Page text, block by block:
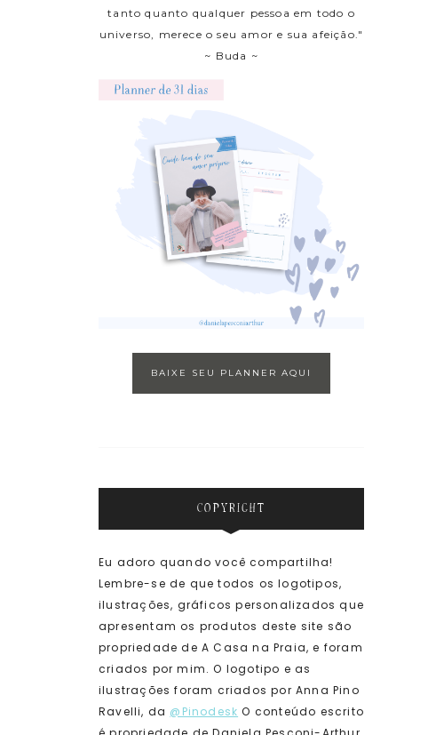
tanto quanto qualquer pessoa em todo o
universo, merece o seu amor e sua afeição."
~ Buda ~
BAIXE SEU PLANNER AQUI
COPYRIGHT
Eu adoro quando você compartilha!
Lembre-se de que todos os logotipos,
ilustrações, gráficos personalizados que
apresentam os produtos deste site são
propriedade de A Casa na Praia, e foram
criados por mim. O logotipo e as
ilustrações foram criados por Anna Pino
Ravelli, da @Pinodesk O conteúdo escrito